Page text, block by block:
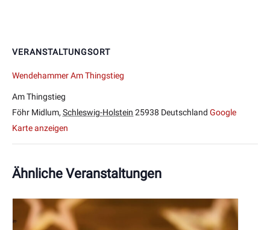
VERANSTALTUNGSORT
Wendehammer Am Thingstieg
Am Thingstieg
Föhr Midlum, Schleswig-Holstein 25938 Deutschland Google
Karte anzeigen
Ähnliche Veranstaltungen